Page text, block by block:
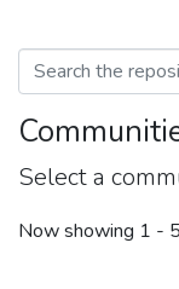
Select a
Now showing 1 -